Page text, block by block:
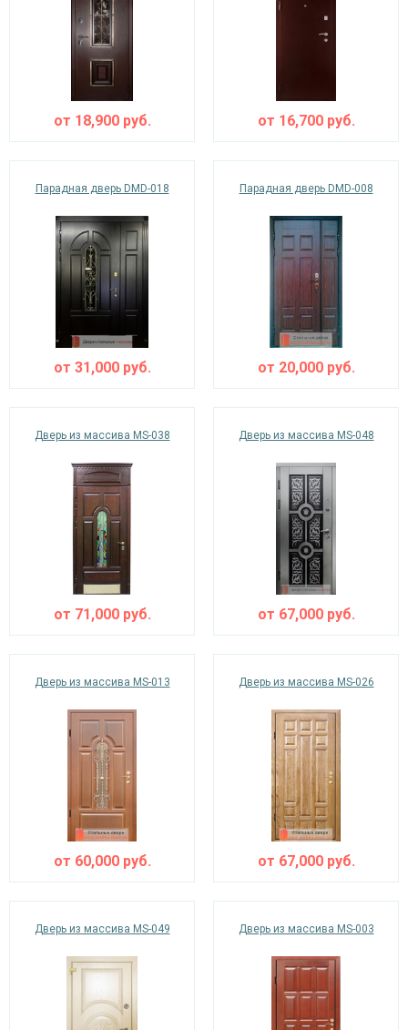
от 18,900руб. от 16,700руб.
Парадная дверь DMD-018
от 31,000руб.
Парадная дверь DMD-008
от 20,000руб.
Дверь из массива MS-038
от 71,000руб.
Дверь из массива MS-048
от 67,000руб.
Дверь из массива MS-013
от 60,000руб.
Дверь из массива MS-026
от 67,000руб.
Дверь из массива MS-049 Дверь из массива MS-003